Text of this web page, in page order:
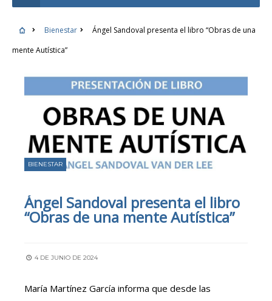
Bienestar
Ángel Sandoval presenta el libro “Obras de una
mente Autística”
BIENESTAR
Ángel Sandoval presenta el libro
“Obras de una mente Autística”
4 DE JUNIO DE 2024
María Martínez García informa que desde las